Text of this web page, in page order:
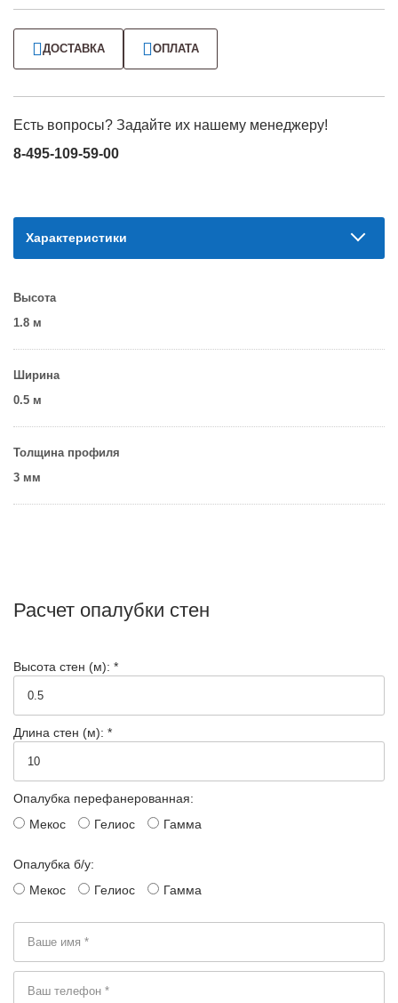
ДОСТАВКА ОПЛАТА
Есть вопросы? Задайте их нашему менеджеру!
8-495-109-59-00
Характеристики
Высота
1.8 м
Ширина
0.5 м
Толщина профиля
3 мм
Расчет опалубки стен
Высота стен (м): *
Длина стен (м): *
Опалубка перефанерованная:
Мекос
Гелиос Гамма
Опалубка б/у:
Мекос
Гелиос Гамма